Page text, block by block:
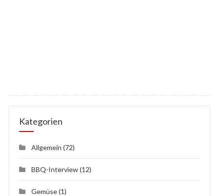
Kategorien
Allgemein (72)
BBQ-Interview(12)
Gemüse(1)